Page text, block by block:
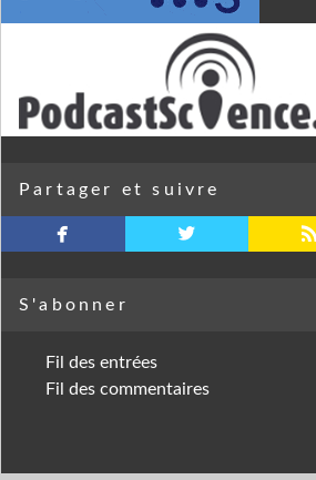
Partager et suivre
facebook twitterbird
S'abonner
Fil des entrées
Fil des commentaires